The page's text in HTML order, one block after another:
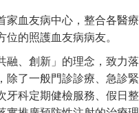
家血友病中心，整合各醫療
的照護血友病病友。
融、創新」的理念，致力落
除了一般門診診療、急診緊
牙科定期健檢服務、假日整